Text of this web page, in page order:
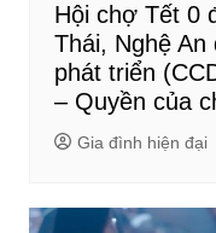
Hội chợ Tết 0
Thái, Nghệ
phát triển
– Quyền của
Gia đình hiện đại